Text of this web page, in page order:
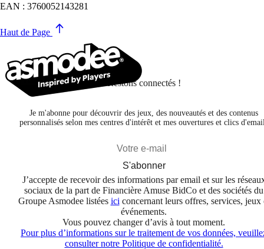
EAN : 3760052143281
Haut de Page
Restons connectés !
Je m'abonne pour découvrir des jeux, des nouveautés et des contenus
personnalisés selon mes centres d'intérêt et mes ouvertures et clics
S'abonner
J’accepte de recevoir des informations par email et sur les
sociaux de la part de Financière Amuse BidCo et des sociétés du
Groupe Asmodee listées ici concernant leurs offres, services, jeux
événements.
Vous pouvez changer d’avis à tout moment.
Pour plus d’informations sur le traitement de vos données,
consulter notre Politique de confidentialité.